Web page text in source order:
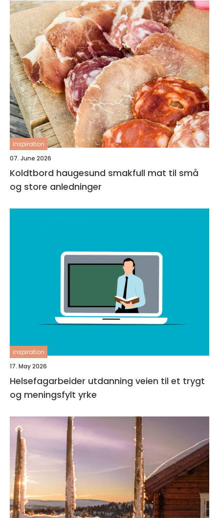
inspiration
07. June 2026
Koldtbord haugesund smakfull mat til små
og store anledninger
inspiration
17. May 2026
Helsefagarbeider utdanning veien til et trygt
og meningsfylt yrke